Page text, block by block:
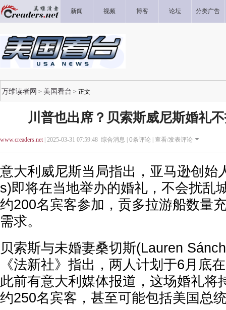
新闻 视频 博客 论坛 分类广告
万维读者网 > 美国看台 > 正文
川普也出席？贝索斯威尼斯婚礼
www.creaders.net| 2025-03-31 07:59:48 综合消息 | 0条评论 | 查看/发表评论
意大利威尼斯当局指出，亚马逊创始
s)即将在当地举办的婚礼，不会扰乱
约200名宾客参加，贡多拉游船数量
需求。
贝索斯与未婚妻桑切斯(Lauren
《法新社》指出，两人计划于6月底
此前有意大利媒体报道，这场婚礼将
约250名宾客，甚至可能包括美国总